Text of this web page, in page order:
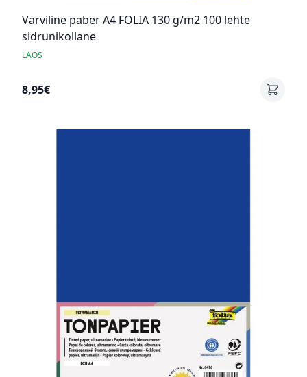
Värviline paber A4 FOLIA 130 g/m2 100 lehte
sidrunikollane
LAOS
8,95€